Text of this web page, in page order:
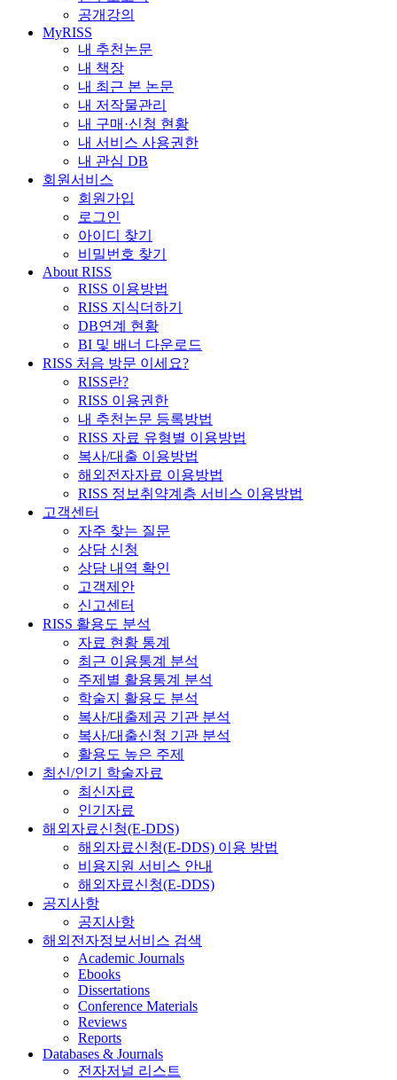
공개강의
MyRISS
내 추천논문
내 책장
내 최근 본 논문
내 저작물관리
내 구매·신청 현황
내 서비스 사용권한
내 관심 DB
회원서비스
회원가입
로그인
아이디 찾기
비밀번호 찾기
About RISS
RISS 이용방법
RISS 지식더하기
DB연계 현황
BI 및 배너 다운로드
RISS 처음 방문 이세요?
RISS란?
RISS 이용권한
내 추천논문 등록방법
RISS 자료 유형별 이용방법
복사/대출 이용방법
해외전자자료 이용방법
RISS 정보취약계층 서비스 이용방법
고객센터
자주 찾는 질문
상담 신청
상담 내역 확인
고객제안
신고센터
RISS 활용도 분석
자료 현황 통계
최근 이용통계 분석
주제별 활용통계 분석
학술지 활용도 분석
복사/대출제공 기관 분석
복사/대출신청 기관 분석
활용도 높은 주제
최신/인기 학술자료
최신자료
인기자료
해외자료신청(E-DDS)
해외자료신청(E-DDS) 이용 방법
비용지원 서비스 안내
해외자료신청(E-DDS)
공지사항
공지사항
해외전자정보서비스 검색
Academic Journals
Ebooks
Dissertations
Conference Materials
Reviews
Reports
Databases & Journals
전자저널 리스트